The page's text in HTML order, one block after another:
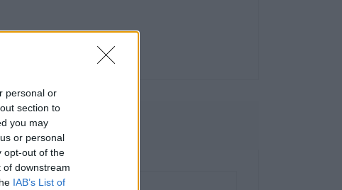
personal or
section to
you may
or personal
opt-out of the
of downstream
IAB’s List of